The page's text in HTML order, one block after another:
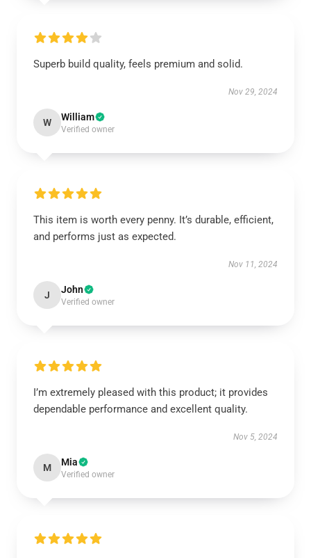
Superb build quality, feels premium and solid.
Nov 29, 2024
W William
Verified owner
This item is worth every penny. It’s durable, efficient,
and performs just as expected.
Nov 11, 2024
J John
Verified owner
I’m extremely pleased with this product; it provides
dependable performance and excellent quality.
Nov 5, 2024
M Mia
Verified owner